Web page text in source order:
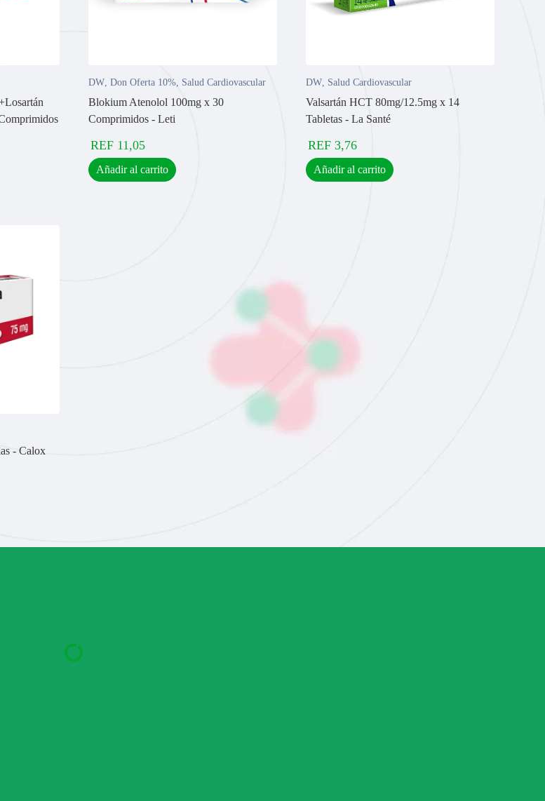
DW, Don Oferta 10%, Salud Cardiovascular
Blokium Atenolol 100mg x 30
Comprimidos - Leti
REF 11,05
Añadir al carrito
DW, Salud Cardiovascular
Valsartán HCT 80mg/12.5mg x 14
Tabletas - La Santé
REF 3,76
Añadir al carrito
- Calox